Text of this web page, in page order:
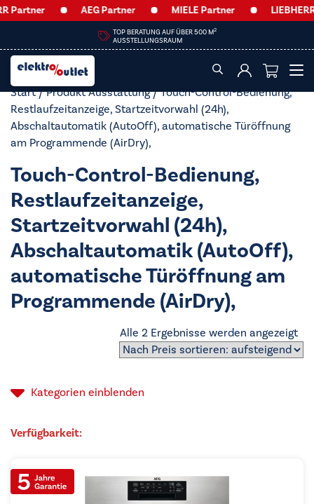
Partner AEG Partner MIELE Partner
TOP BERATUNG AUF ÜBER 500 M2
AUSSTELLUNGSRAUM
Start/ Produkt Ausstattung / Touch-Control-Bedienung,
Restlaufzeitanzeige, Startzeitvorwahl (24h),
Abschaltautomatik (AutoOff), automatische Türöffnung
am Programmende (AirDry),
Touch-Control-Bedienung,
Restlaufzeitanzeige,
Startzeitvorwahl (24h),
Abschaltautomatik (AutoOff),
automatische Türöffnung am
Programmende (AirDry),
Alle 2 Ergebnisse werden angezeigt
Kategorien einblenden
Verfügbarkeit: